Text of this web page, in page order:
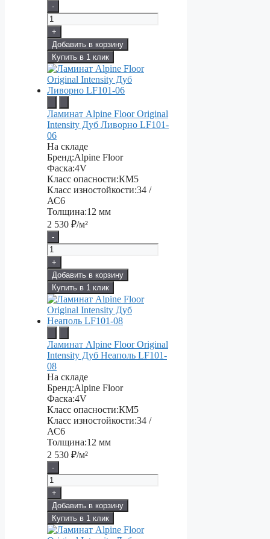
-
+
Добавить в корзину
Купить в 1 клик
Ламинат Alpine Floor Original
Intensity Дуб Ливорно LF101-
06
На складе
Бренд:Alpine Floor
Фаска:4V
Класс опасности:КМ5
Класс изностойкости:34 /
АС6
Толщина:12 мм
2 530 ₽/м²
-
+
Добавить в корзину
Купить в 1 клик
Ламинат Alpine Floor Original
Intensity Дуб Неаполь LF101-
08
На складе
Бренд:Alpine Floor
Фаска:4V
Класс опасности:КМ5
Класс изностойкости:34 /
АС6
Толщина:12 мм
2 530 ₽/м²
-
+
Добавить в корзину
Купить в 1 клик